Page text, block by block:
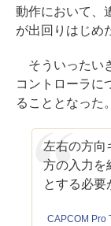
動作において、
が出回りはじめ
そういったい
コントローラに
ることとなった
左右の方向
方の入力を
とする必要
CAPCOM Pro